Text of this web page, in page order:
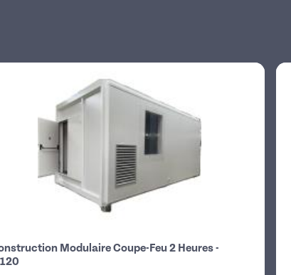
Modulaire Coupe-Feu 2 Heures -